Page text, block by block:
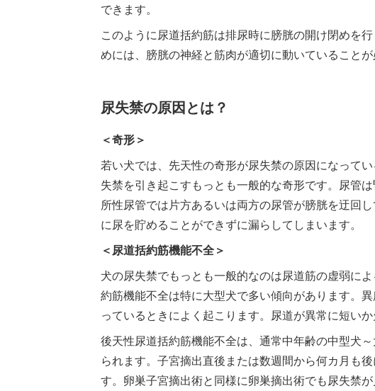
できます。
このように尿道括約筋は排尿時に膀胱の開け閉めを
めには、膀胱の神経と筋肉が適切に動いていることが
尿失禁の原因とは？
＜奇形＞
若い犬では、先天性の奇形が尿失禁の原因になって
失禁を引き起こすもっとも一般的な奇形です。尿管
所性尿管では片方あるいは両方の尿管が膀胱を迂回
に尿を貯めることができずに漏らしてしまいます。
＜尿道括約筋機能不全＞
犬の尿失禁でもっとも一般的なのは尿道筋の虚弱に
約筋機能不全は特に大型犬で多い傾向があります。
っているときによく起こります。尿道が異常に短いか
後天性尿道括約筋機能不全は、通常中年齢の中型犬
られます。子宮摘出直後または数週間から何カ月も
す。卵巣子宮摘出術と同様に卵巣摘出術でも尿失禁